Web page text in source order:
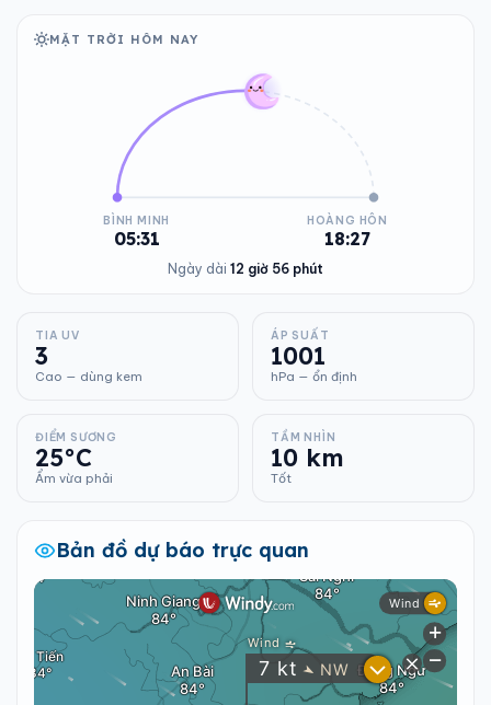
MẶT TRỜI HÔM NAY
BÌNH MINH
05:31
HOÀNG HÔN
18:27
Ngày dài 12 giờ 56 phút
TIA UV
3
Cao — dùng kem
ÁP SUẤT
1001
hPa — ổn định
ĐIỂM SƯƠNG
25°C
Ẩm vừa phải
TẦM NHÌN
10 km
Tốt
Bản đồ dự báo trực quan